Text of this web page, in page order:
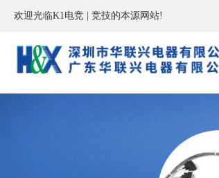
欢迎光临K1电竞 | 竞技的本源网站!